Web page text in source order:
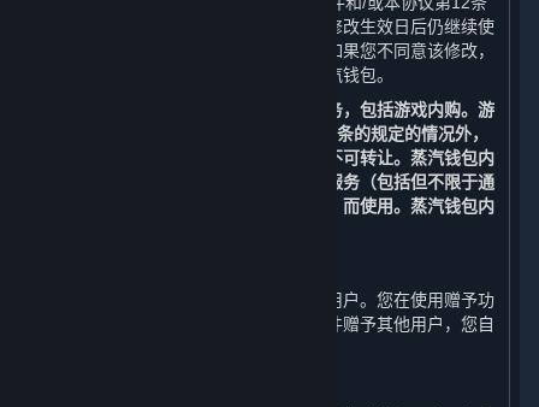
中列明的其他方式通知您。如果您在该修改生效日后仍继续使
用您的帐户，则视为您接受了该修改；如果您不同意该修改，
您有权注销您的帐户或停止使用您的蒸汽钱包。
您可以使用蒸汽钱包余额购买内容和服务，包括游戏内购。游
戏内购仅可通过蒸汽钱包进行。除第3.G条的规定的情况外，
充值至蒸汽钱包内的余额不可退款，亦不可转让。蒸汽钱包内
的余额仅能通过蒸汽平台为购买内容和服务（包括但不限于通
过蒸汽平台提供的游戏和其他应用程序）而使用。蒸汽钱包内
您可以通过平台将游戏或软件赠予其他用户。您在使用赠予功
能时应知悉并确认一旦您将该游戏或软件赠予其他用户，您自